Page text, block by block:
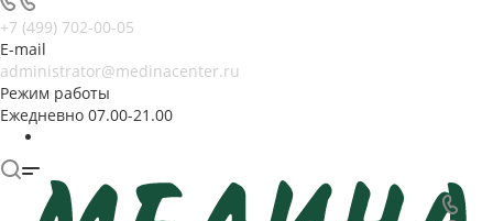
+7 (499) 702-00-05
E-mail
administrator@medinacenter.ru
Режим работы
Ежедневно 07.00-21.00